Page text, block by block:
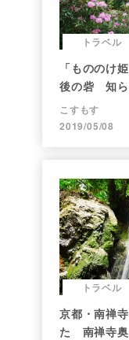
トラベル
「もののけ
後の砦 知ら
こすもす
2019/05/08
トラベル
京都・南禅
た 南禅寺